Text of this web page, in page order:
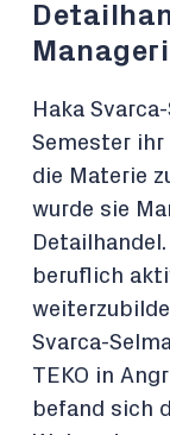
Haka
Semester
die Materie
wurde sie
beruflich
Svarca-
TEKO in
befand sich